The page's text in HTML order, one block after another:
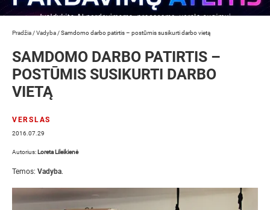
Pradžia /Vadyba /Samdomo darbo patirtis – postūmis susikurti darbo vietą
SAMDOMO DARBO PATIRTIS –
POSTŪMIS SUSIKURTI DARBO
VIETĄ
VERSLAS
2016.07.29
Autorius: Loreta Lileikienė
Temos: Vadyba.